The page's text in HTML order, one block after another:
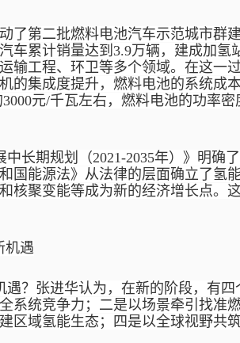
了第二批燃料电池汽车示范城市群
车累计销量达到3.9万辆，建成加氢
输工程、环卫等多个领域。在这一
的集成度提升，燃料电池的系统成
元/千瓦左右，燃料电池的功率
中长期规划（2021-2035年）》明确
国能源法》从法律的层面确立了氢
核聚变能等成为新的经济增长点。
机遇
遇？张进华认为，在新的阶段，有
系统竞争力；二是以场景牵引找准
区域氢能生态；四是以全球视野共